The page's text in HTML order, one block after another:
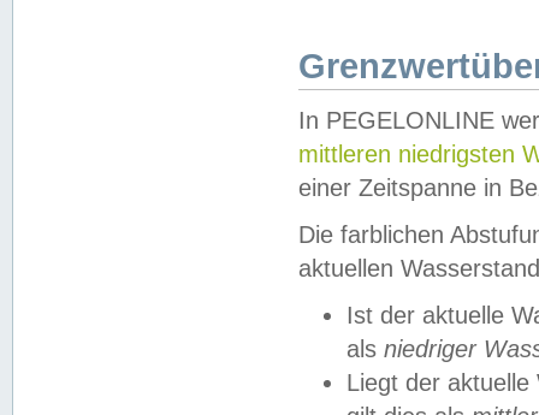
In PEGELONLINE
mittleren niedrigsten
einer Zeitspanne in
Die farblichen
aktuellen
Ist der aktuelle
als niedriger
Liegt der